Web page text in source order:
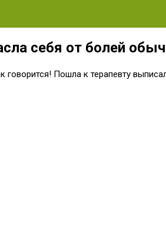
себя от болей
говорится! Пошла к терапевту